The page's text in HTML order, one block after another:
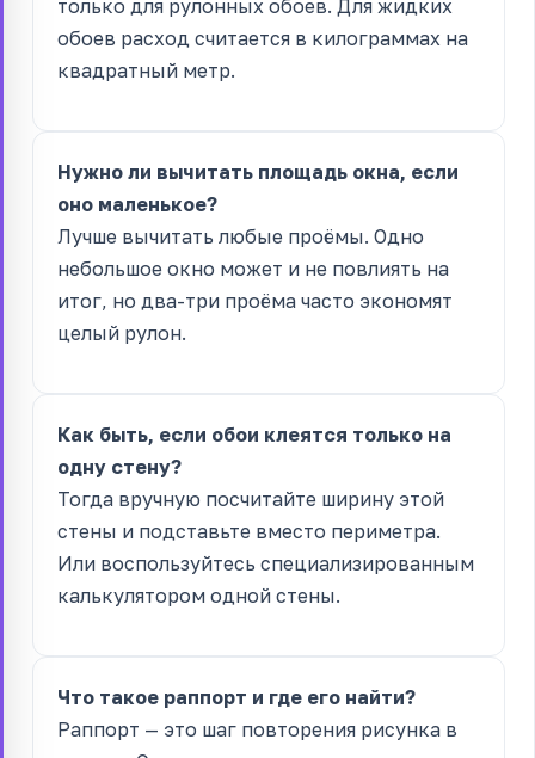
только для рулонных обоев. Для жидких
обоев расход считается в килограммах на
квадратный метр.
Нужно ли вычитать площадь окна, если
оно маленькое?
Лучше вычитать любые проёмы. Одно
небольшое окно может и не повлиять на
итог, но два-три проёма часто экономят
целый рулон.
Как быть, если обои клеятся только на
одну стену?
Тогда вручную посчитайте ширину этой
стены и подставьте вместо периметра.
Или воспользуйтесь специализированным
калькулятором одной стены.
Что такое раппорт и где его найти?
Раппорт — это шаг повторения рисунка в